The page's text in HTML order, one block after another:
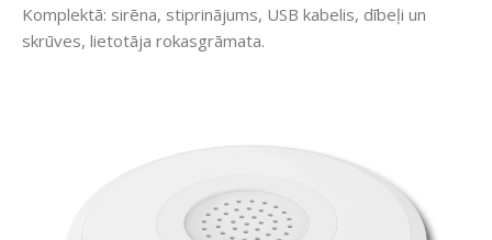
Komplektā: sirēna, stiprinājums, USB kabelis, dībeļi un
skrūves, lietotāja rokasgrāmata.